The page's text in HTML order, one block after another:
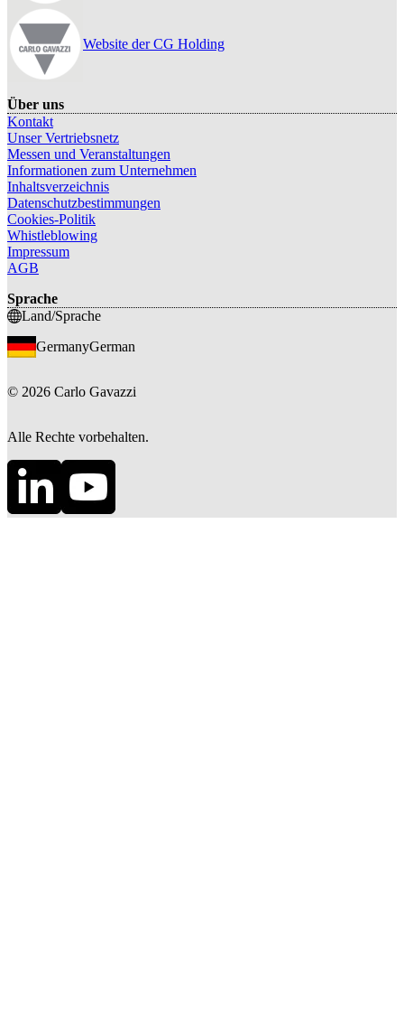
Website der CG Holding
Über uns
Kontakt
Unser Vertriebsnetz
Messen und Veranstaltungen
Informationen zum Unternehmen
Inhaltsverzeichnis
Datenschutzbestimmungen
Cookies-Politik
Whistleblowing
Impressum
AGB
Sprache
Land/Sprache
GermanyGerman
© 2026 Carlo Gavazzi
Alle Rechte vorbehalten.